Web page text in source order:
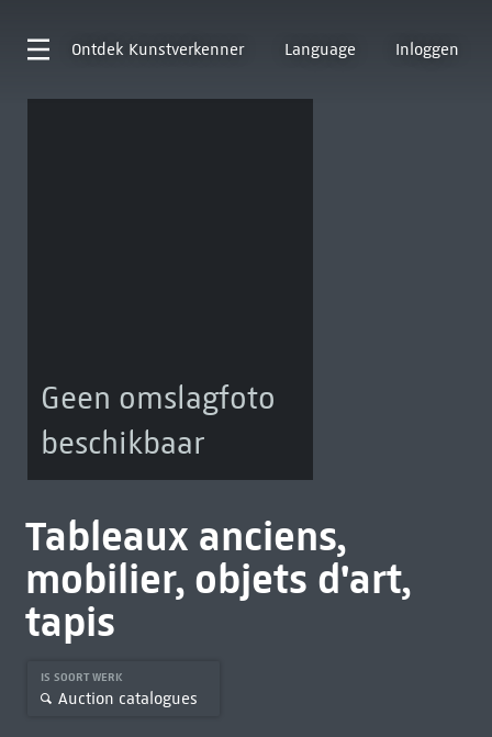
Ontdek Kunstverkenner Language Inloggen
Geen omslagfoto
beschikbaar
Tableaux anciens,
mobilier, objets d'art,
tapis
IS SOORT WERK
Auction catalogues